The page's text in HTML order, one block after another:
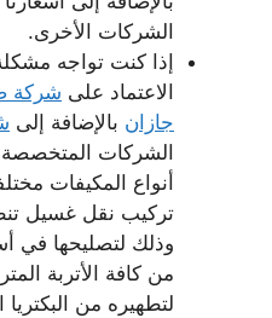
الشركات الأخرى.
إذا كنت تواجه
الاعتماد على شركة
جازان بالإضافة إلى
الشركات
أنواع المكيفات
تركيب نقل غسيل
وذلك لتصليحها في
من كافة الأتربة
لتطهيره من البكتريا